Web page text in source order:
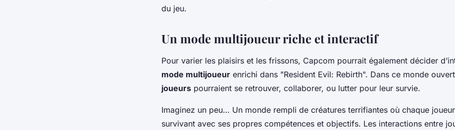
du jeu.
Un mode multijoueur riche et interactif
Pour varier les plaisirs et les frissons, Capcom pourrait également décider
mode multijoueur enrichi dans "Resident Evil: Rebirth". Dans ce monde
joueurs pourraient se retrouver, collaborer, ou lutter pour leur survie.
Imaginez un peu… Un monde rempli de créatures terrifiantes où chaque
survivant avec ses propres compétences et objectifs. Les interactions entre